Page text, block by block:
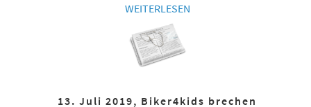
WEITERLESEN
13. Juli 2019, Biker4kids brechen